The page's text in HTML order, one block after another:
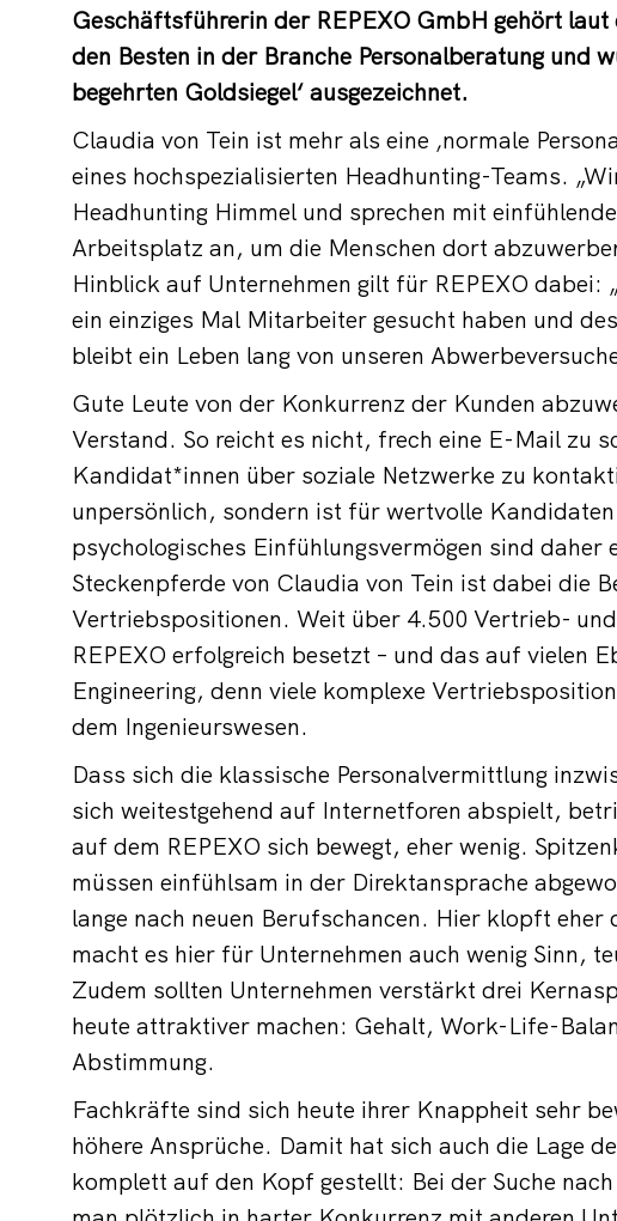
Geschäftsführerin der REPEXO GmbH gehört laut
den Besten in der Branche Personalberatung und
begehrten Goldsiegel‘ ausgezeichnet.
Claudia von Tein ist mehr als eine ‚normale
eines hochspezialisierten Headhunting-Teams.
Headhunting Himmel und sprechen mit
Arbeitsplatz an, um die Menschen dort
Hinblick auf Unternehmen gilt für REPEXO dabei:
ein einziges Mal Mitarbeiter gesucht haben und
bleibt ein Leben lang von unseren
Gute Leute von der Konkurrenz der Kunden
Verstand. So reicht es nicht, frech eine E-Mail zu
Kandidat*innen über soziale Netzwerke zu
unpersönlich, sondern ist für wertvolle
psychologisches Einfühlungsvermögen sind
Steckenpferde von Claudia von Tein ist dabei die
Vertriebspositionen. Weit über 4.500 Vertrieb-
REPEXO erfolgreich besetzt – und das auf vielen
Engineering, denn viele komplexe
dem Ingenieurswesen.
Dass sich die klassische Personalvermittlung
sich weitestgehend auf Internetforen abspielt,
auf dem REPEXO sich bewegt, eher wenig.
müssen einfühlsam in der Direktansprache
lange nach neuen Berufschancen. Hier klopft eher
macht es hier für Unternehmen auch wenig Sinn,
Zudem sollten Unternehmen verstärkt drei
heute attraktiver machen: Gehalt, Work-Life-
Abstimmung.
Fachkräfte sind sich heute ihrer Knappheit sehr
höhere Ansprüche. Damit hat sich auch die Lage
komplett auf den Kopf gestellt: Bei der Suche